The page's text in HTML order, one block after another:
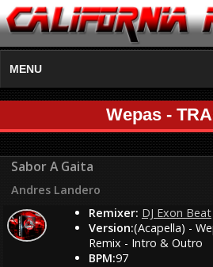
MENU
Wepas -
Sabor A Gaita
Andres Landero
Remixer: DJ Exon Beat
Version:(Acapella) -
Remix - Intro & Outro
BPM:97